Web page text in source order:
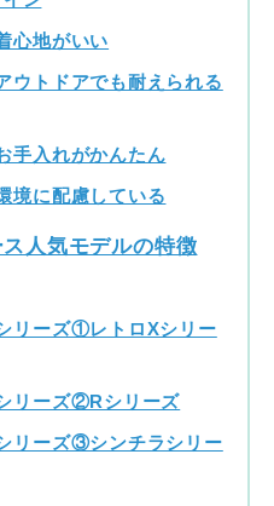
心地がいい
ウトドアでも耐えられる
手入れがかんたん
境に配慮している
人気モデルの特徴
リーズ①レトロXシリー
リーズ②Rシリーズ
リーズ③シンチラシリー